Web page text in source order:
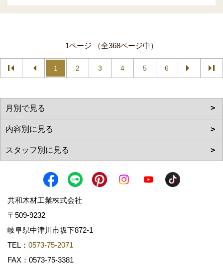
1ページ （全368ページ中）
1 2 3 4 5 6
共和木材工業株式会社
〒509-9232
岐阜県中津川市坂下872‐1
TEL： 0573-75-2071
FAX：0573-75-3381